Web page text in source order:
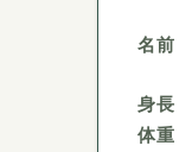
名前
身長
体重